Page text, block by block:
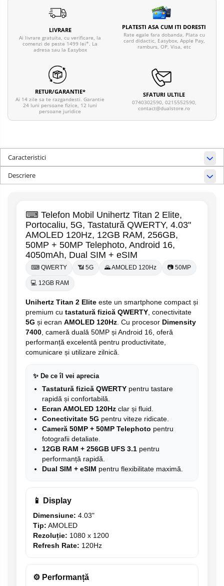
LIVRARE
Ai livrare gratuita, cu verificare, la
comenzi de peste 1499 lei*. La
adresa sau la Easybox
PLATESTI ASA CUM ITI DORESTI
Rate egale fara dobanda, Plata cu
card didactic, Easybox, Apple Pay,
ramburs, OP, Visa, etc
RETUR/GARANTIE*
Ai 14 zile sa te razgandesti. Garantie
24 luni persoane fizice, 12 luni
persoane juridice
SFATURI ULTILE
0740302590, 0215552590,
contact@dualstore.ro
Caracteristici
Descriere
⌨ Telefon Mobil Unihertz Titan 2 Elite,
Portocaliu, 5G, Tastatură QWERTY, 4.03"
AMOLED 120Hz, 12GB RAM, 256GB,
50MP + 50MP Telephoto, Android 16,
4050mAh, Dual SIM + eSIM
⌨ QWERTY 📶 5G 🌄 AMOLED 120Hz 📷 50MP
💻 12GB RAM
Unihertz Titan 2 Elite este un smartphone compact și
premium cu tastatură fizică QWERTY, conectivitate
5G și ecran AMOLED 120Hz. Cu procesor Dimensity
7400, cameră duală 50MP și Android 16, oferă
performanță excelentă pentru productivitate,
comunicare și utilizare zilnică.
✨ De ce îl vei aprecia
Tastatură fizică QWERTY pentru tastare
rapidă și confortabilă.
Ecran AMOLED 120Hz clar și fluid.
Conectivitate 5G pentru viteze ridicate.
Cameră 50MP + 50MP Telephoto pentru
fotografii detaliate.
12GB RAM + 256GB UFS 3.1 pentru
performanță rapidă.
Dual SIM + eSIM pentru flexibilitate maximă.
📱 Display
Dimensiune: 4.03"
Tip: AMOLED
Rezoluție: 1080 x 1200
Refresh Rate: 120Hz
⚙ Performanță